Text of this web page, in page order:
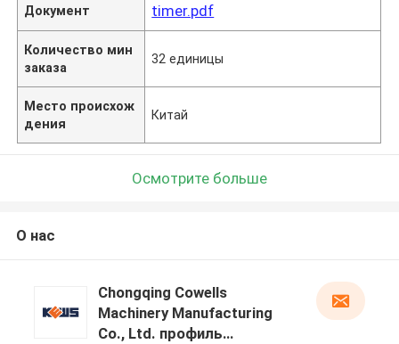
Документ timer.pdf
Количество мин
заказа
32 единицы
Место происхож
дения
Китай
Осмотрите больше
О нас
Chongqing Cowells
Machinery Manufacturing
Co., Ltd. профиль